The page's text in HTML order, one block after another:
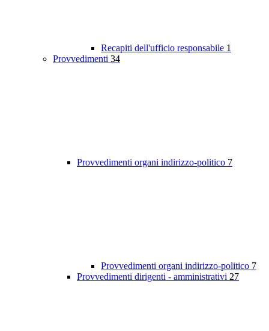
Recapiti dell'ufficio responsabile 1
Provvedimenti 34
Provvedimenti organi indirizzo-politico 7
Provvedimenti organi indirizzo-politico 7
Provvedimenti dirigenti - amministrativi 27